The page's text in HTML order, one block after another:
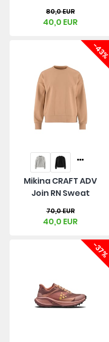
80,0 EUR
40,0 EUR
-43%
Mikina CRAFT ADV
Join RN Sweat
70,0 EUR
40,0 EUR
-37%